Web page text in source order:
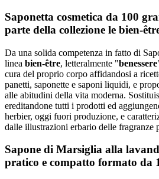
Saponetta cosmetica da 100
parte della collezione le bien-
Da una solida competenza in fatto di
linea bien-être, letteralmente "benessere
cura del proprio corpo affidandosi a
panetti, saponette e saponi liquidi, e
alle abitudini della vita moderna.
ereditandone tutti i prodotti ed
herbier, oggi fuori produzione, e
dalle illustrazioni erbario delle fragranze
Sapone di Marsiglia alla
pratico e compatto formato da